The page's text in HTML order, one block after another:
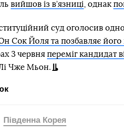
вийшов із в’язниці , однак
суд оголосив
Сок Йоля та позбавляє
3 червня переміг кандидат
Чже Мьон.
Південна Корея